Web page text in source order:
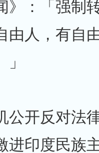
》：「强制
由人，有自
公开反对法
进印度民族